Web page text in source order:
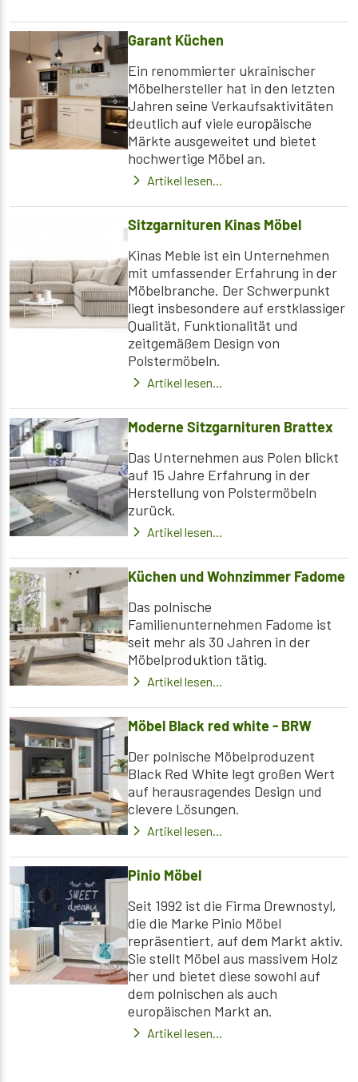
Garant Küchen
Ein renommierter ukrainischer
Möbelhersteller hat in den letzten
Jahren seine Verkaufsaktivitäten
deutlich auf viele europäische
Märkte ausgeweitet und bietet
hochwertige Möbel an.
Artikel lesen...
Sitzgarnituren Kinas Möbel
Kinas Meble ist ein Unternehmen
mit umfassender Erfahrung in der
Möbelbranche. Der Schwerpunkt
liegt insbesondere auf erstklassiger
Qualität, Funktionalität und
zeitgemäßem Design von
Polstermöbeln.
Artikel lesen...
Moderne Sitzgarnituren Brattex
Das Unternehmen aus Polen blickt
auf 15 Jahre Erfahrung in der
Herstellung von Polstermöbeln
zurück.
Artikel lesen...
Küchen und Wohnzimmer Fadome
Das polnische
Familienunternehmen Fadome ist
seit mehr als 30 Jahren in der
Möbelproduktion tätig.
Artikel lesen...
Möbel Black red white - BRW
Der polnische Möbelproduzent
Black Red White legt großen Wert
auf herausragendes Design und
clevere Lösungen.
Artikel lesen...
Pinio Möbel
Seit 1992 ist die Firma Drewnostyl,
die die Marke Pinio Möbel
repräsentiert, auf dem Markt aktiv.
Sie stellt Möbel aus massivem Holz
her und bietet diese sowohl auf
dem polnischen als auch
europäischen Markt an.
Artikel lesen...